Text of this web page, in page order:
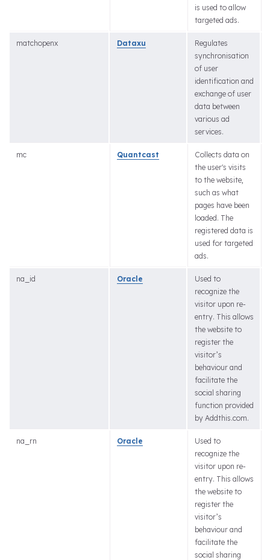
is used to allow
targeted ads.
matchopenx Dataxu
Regulates
synchronisation
of user
identification and
exchange of user
data between
various ad
services.
mc Quantcast
Collects data on
the user's visits
to the website,
such as what
pages have been
loaded. The
registered data is
used for targeted
ads.
na_id Oracle
Used to
recognize the
visitor upon re-
entry. This allows
the website to
register the
visitor’s
behaviour and
facilitate the
social sharing
function provided
by Addthis.com.
na_rn Oracle
Used to
recognize the
visitor upon re-
entry. This allows
the website to
register the
visitor’s
behaviour and
facilitate the
social sharing